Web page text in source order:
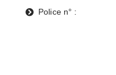
Police n° :